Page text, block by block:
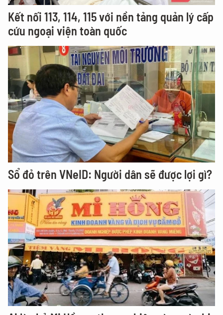
Kết nối 113, 114, 115 với nền tảng quản lý cấp
cứu ngoại viện toàn quốc
Sổ đỏ trên VNeID: Người dân sẽ được lợi gì?